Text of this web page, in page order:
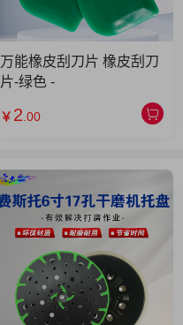
万能橡皮刮刀片 橡皮刮刀
片-绿色 -
￥ 2 .00